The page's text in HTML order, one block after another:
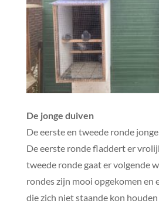
De jonge duiven
De eerste en tweede ronde
De eerste ronde fladdert er
tweede ronde gaat er volgende
rondes zijn mooi opgekomen en
die zich niet staande kon